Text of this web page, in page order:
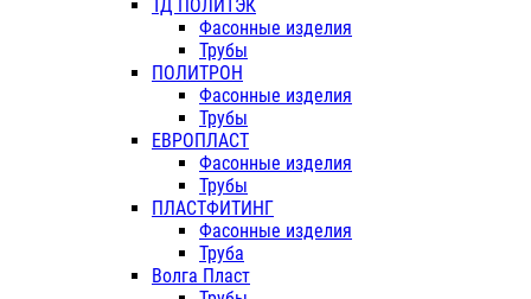
ТД ПОЛИТЭК
Фасонные изделия
Трубы
ПОЛИТРОН
Фасонные изделия
Трубы
ЕВРОПЛАСТ
Фасонные изделия
Трубы
ПЛАСТФИТИНГ
Фасонные изделия
Труба
Волга Пласт